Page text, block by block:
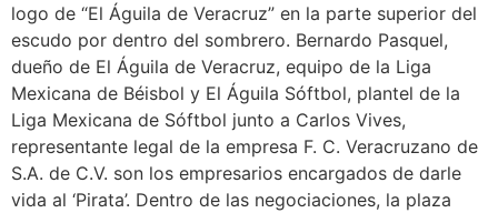
logo de “El Águila de Veracruz” en la parte superior del
escudo por dentro del sombrero. Bernardo Pasquel,
dueño de El Águila de Veracruz, equipo de la Liga
Mexicana de Béisbol y El Águila Sóftbol, plantel de la
Liga Mexicana de Sóftbol junto a Carlos Vives,
representante legal de la empresa F. C. Veracruzano de
S.A. de C.V. son los empresarios encargados de darle
vida al ‘Pirata’. Dentro de las negociaciones, la plaza